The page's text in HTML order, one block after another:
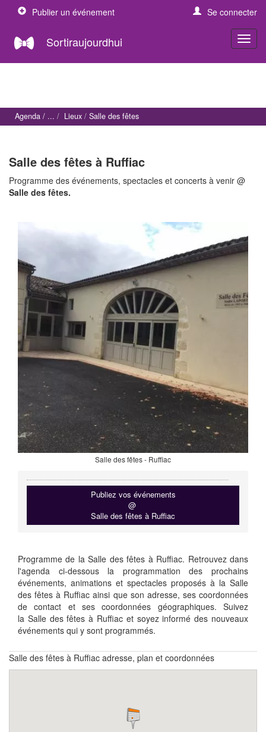
Publier un événement Se connecter
Sortiraujourdhui
Agenda Lieux Salle des fêtes
Salle des fêtes à Ruffiac
Programme des événements, spectacles et concerts à venir @
Salle des fêtes.
Salle des fêtes - Ruffiac
Publiez vos événements
@
Salle des fêtes à Ruffiac
Programme de la Salle des fêtes à Ruffiac. Retrouvez dans
l'agenda ci-dessous la programmation des prochains
événements, animations et spectacles proposés à la Salle
des fêtes à Ruffiac ainsi que son adresse, ses coordonnées
de contact et ses coordonnées géographiques. Suivez
la Salle des fêtes à Ruffiac et soyez informé des nouveaux
événements qui y sont programmés.
Salle des fêtes à Ruffiac adresse, plan et coordonnées